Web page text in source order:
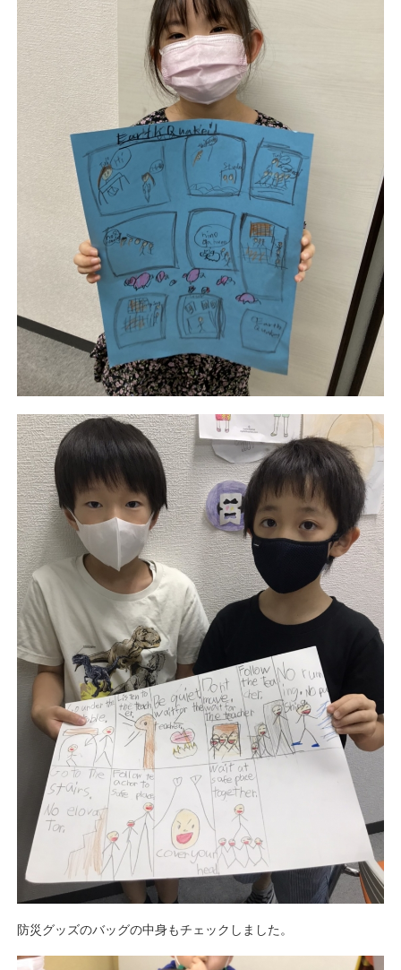
防災グッズのバッグの中身もチェックしました。